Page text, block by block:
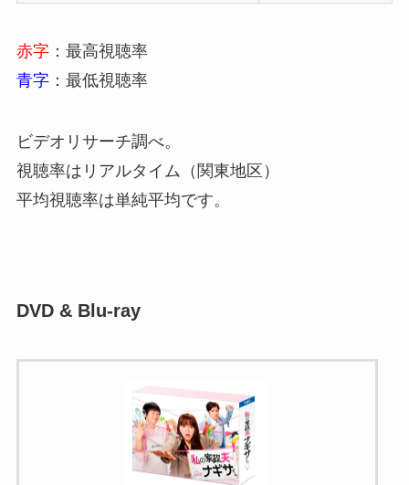
赤字：最高視聴率
青字：最低視聴率
ビデオリサーチ調べ。
視聴率はリアルタイム（関東地区）
平均視聴率は単純平均です。
DVD & Blu-ray